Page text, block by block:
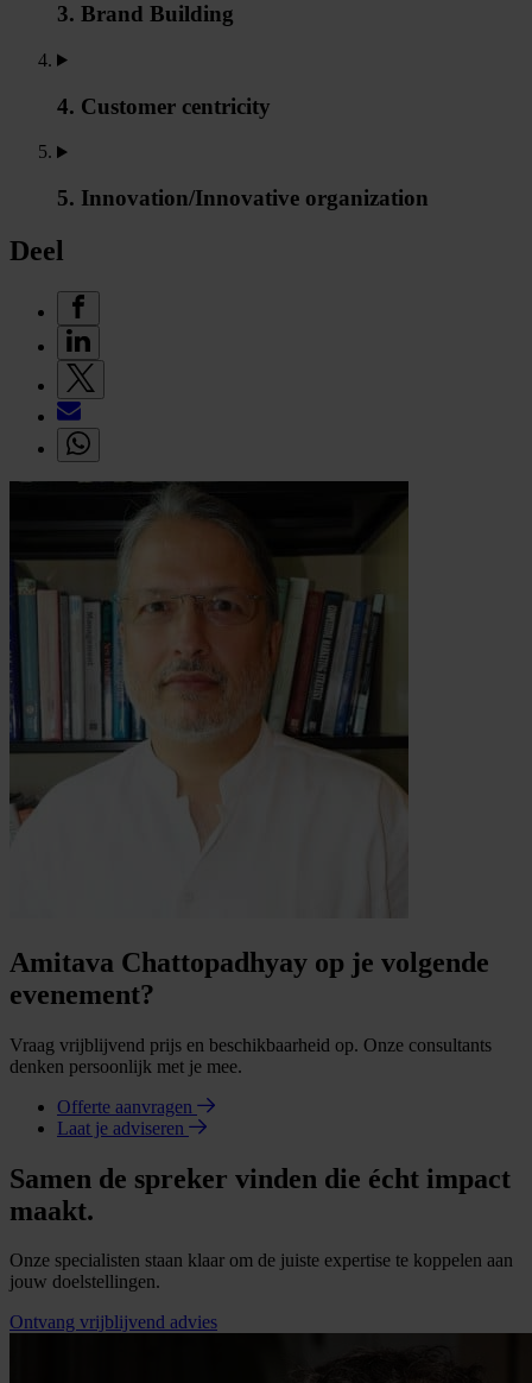
3. Brand Building
4. Customer centricity
5. Innovation/Innovative organization
Deel
Amitava Chattopadhyay op je volgende
evenement?
Vraag vrijblijvend prijs en beschikbaarheid op. Onze consultants
denken persoonlijk met je mee.
Offerte aanvragen
Laat je adviseren
Samen de spreker vinden die écht impact
maakt.
Onze specialisten staan klaar om de juiste expertise te koppelen aan
jouw doelstellingen.
Ontvang vrijblijvend advies